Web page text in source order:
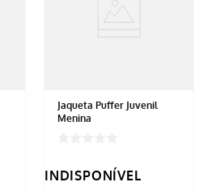
Jaqueta Puffer Juvenil
Menina
INDISPONÍVEL